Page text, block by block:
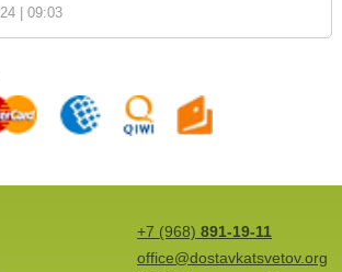
| 09:03
+7 (968) 891-19-11
office@dostavkatsvetov.org